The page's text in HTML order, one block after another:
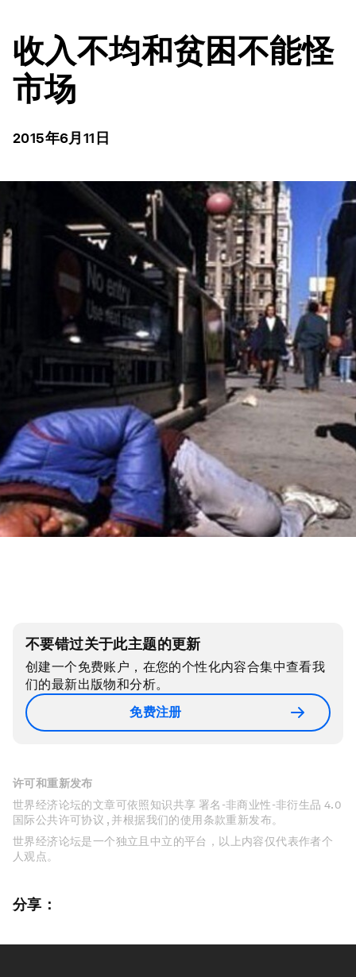
收入不均和贫困不能怪
市场
2015年6月11日
不要错过关于此主题的更新
创建一个免费账户，在您的个性化内容合集中查看我
们的最新出版物和分析。
免费注册
许可和重新发布
世界经济论坛的文章可依照知识共享 署名-非商业性-非衍生品 4.0
国际公共许可协议 , 并根据我们的使用条款重新发布。
世界经济论坛是一个独立且中立的平台，以上内容仅代表作者个
人观点。
分享：